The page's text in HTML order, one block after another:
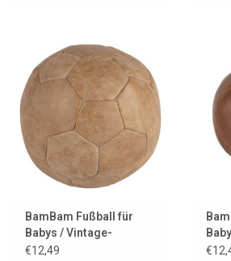
BamBam Fußball für
Babys / Vintage-
Lederoptik
€12,49